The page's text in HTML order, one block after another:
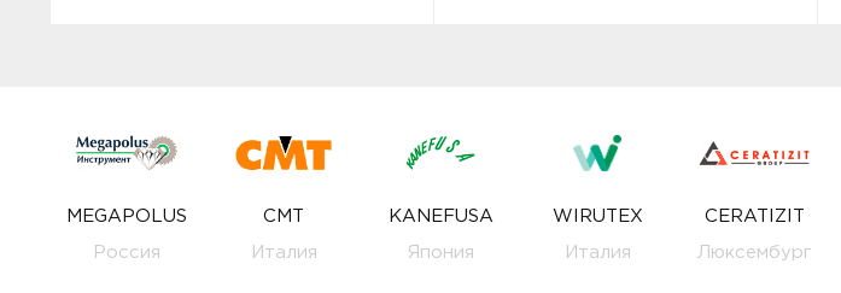
MEGAPOLUS
Россия
CMT
Италия
KANEFUSA
Япония
WIRUTEX
Италия
CERATIZIT
Люксембург